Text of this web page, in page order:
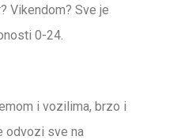
Vikendom? Sve je
0-24.
i vozilima, brzo i
odvozi sve na